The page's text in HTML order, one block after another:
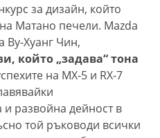
за дизайн, който
Матано печели. Mazda
Ву-Хуанг Чин,
който „задава“ тона
на MX-5 и RX-7
и развойна дейност в
той ръководи всички